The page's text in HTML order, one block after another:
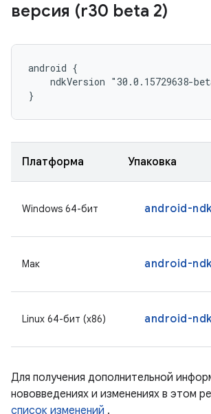
версия (r30 beta 2)
android {
ndkVersion "30.0.15729638-
}
Платформа Упаковка
Windows 64-бит android-
Мак android-
Linux 64-бит (x86) android-
Для получения дополнительной
нововведениях и изменениях в этом
список изменений .